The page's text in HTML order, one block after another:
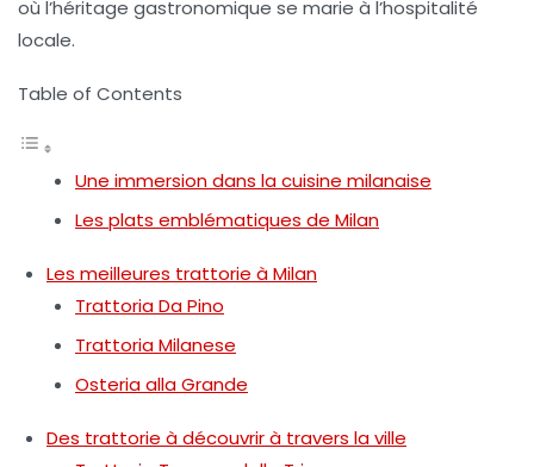
où l’héritage gastronomique se marie à l’hospitalité
locale.
Table of Contents
Une immersion dans la cuisine milanaise
Les plats emblématiques de Milan
Les meilleures trattorie à Milan
Trattoria Da Pino
Trattoria Milanese
Osteria alla Grande
Des trattorie à découvrir à travers la ville